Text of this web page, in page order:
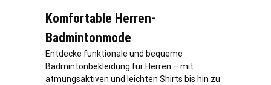
Komfortable Herren-
Badmintonmode
Entdecke funktionale und bequeme
Badmintonbekleidung für Herren – mit
atmungsaktiven und leichten Shirts bis hin zu